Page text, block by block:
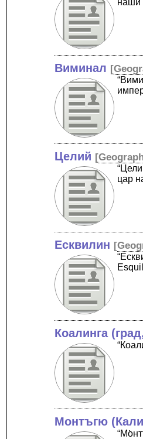
наши
Виминал [
Целий [
цар
Есквилин [
Коалинга
Монтъгю